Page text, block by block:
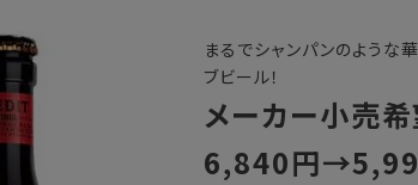
まるでシャンパンのような
ブビール！
メーカー小売
6,840円